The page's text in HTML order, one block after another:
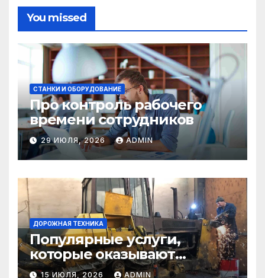
You missed
СТАНКИ И ОБОРУДОВАНИЕ
Про контроль рабочего
времени сотрудников
29 ИЮЛЯ, 2026 ADMIN
ДОРОЖНАЯ ТЕХНИКА
Популярные услуги,
которые оказывают
самосвалы в строительстве
15 ИЮЛЯ, 2026 ADMIN